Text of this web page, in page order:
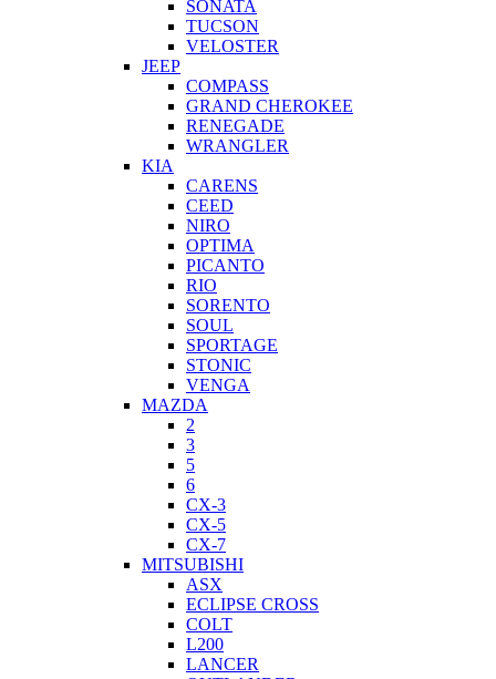
SONATA
TUCSON
VELOSTER
JEEP
COMPASS
GRAND CHEROKEE
RENEGADE
WRANGLER
KIA
CARENS
CEED
NIRO
OPTIMA
PICANTO
RIO
SORENTO
SOUL
SPORTAGE
STONIC
VENGA
MAZDA
2
3
5
6
CX-3
CX-5
CX-7
MITSUBISHI
ASX
ECLIPSE CROSS
COLT
L200
LANCER